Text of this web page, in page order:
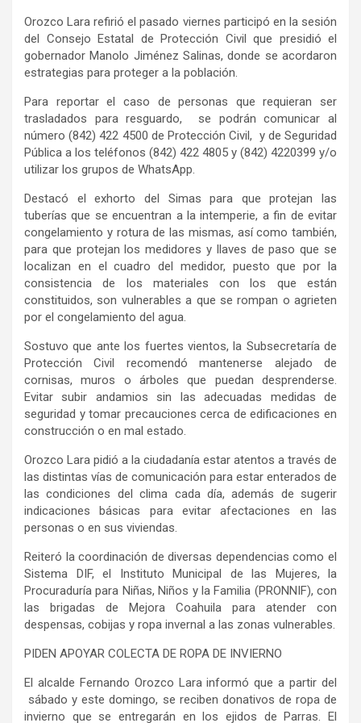
Orozco Lara refirió el pasado viernes participó en la sesión
del Consejo Estatal de Protección Civil que presidió el
gobernador Manolo Jiménez Salinas, donde se acordaron
estrategias para proteger a la población.
Para reportar el caso de personas que requieran ser
trasladados para resguardo, se podrán comunicar al
número (842) 422 4500 de Protección Civil, y de Seguridad
Pública a los teléfonos (842) 422 4805 y (842) 4220399 y/o
utilizar los grupos de WhatsApp.
Destacó el exhorto del Simas para que protejan las
tuberías que se encuentran a la intemperie, a fin de evitar
congelamiento y rotura de las mismas, así como también,
para que protejan los medidores y llaves de paso que se
localizan en el cuadro del medidor, puesto que por la
consistencia de los materiales con los que están
constituidos, son vulnerables a que se rompan o agrieten
por el congelamiento del agua.
Sostuvo que ante los fuertes vientos, la Subsecretaría de
Protección Civil recomendó mantenerse alejado de
cornisas, muros o árboles que puedan desprenderse.
Evitar subir andamios sin las adecuadas medidas de
seguridad y tomar precauciones cerca de edificaciones en
construcción o en mal estado.
Orozco Lara pidió a la ciudadanía estar atentos a través de
las distintas vías de comunicación para estar enterados de
las condiciones del clima cada día, además de sugerir
indicaciones básicas para evitar afectaciones en las
personas o en sus viviendas.
Reiteró la coordinación de diversas dependencias como el
Sistema DIF, el Instituto Municipal de las Mujeres, la
Procuraduría para Niñas, Niños y la Familia (PRONNIF), con
las brigadas de Mejora Coahuila para atender con
despensas, cobijas y ropa invernal a las zonas vulnerables.
PIDEN APOYAR COLECTA DE ROPA DE INVIERNO
El alcalde Fernando Orozco Lara informó que a partir del
sábado y este domingo, se reciben donativos de ropa de
invierno que se entregarán en los ejidos de Parras. El